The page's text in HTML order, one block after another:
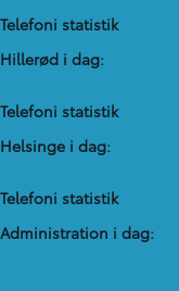
Telefoni statistik
Hillerød i dag:
Telefoni statistik
Helsinge i dag:
Telefoni statistik
Administration​ i dag: